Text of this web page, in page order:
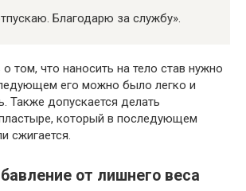
Благодарю за службу».
том, что наносить на тело став нужно
его можно было легко и
Также допускается делать
который в последующем
сжигается.
от лишнего веса